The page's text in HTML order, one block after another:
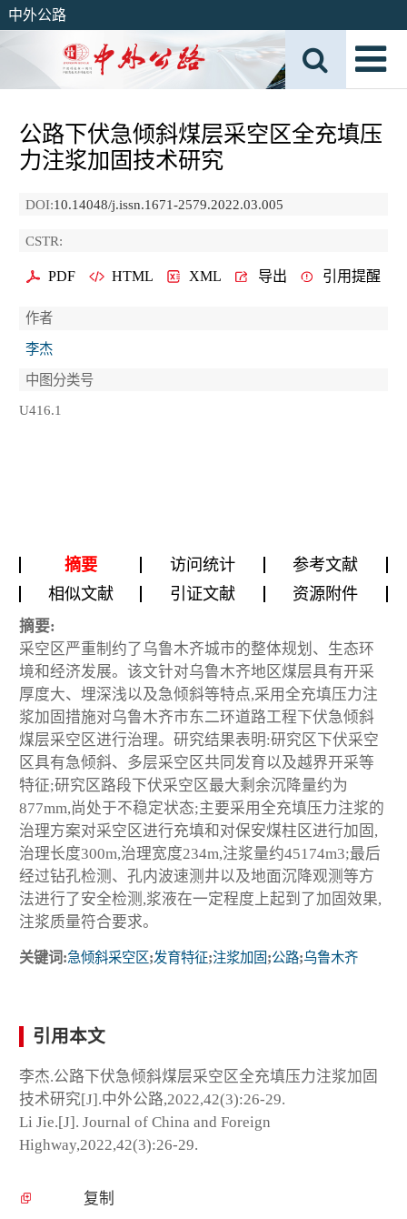
中外公路
公路下伏急倾斜煤层采空区全充填压
力注浆加固技术研究
DOI:10.14048/j.issn.1671-2579.2022.03.005
CSTR:
PDF HTML XML 导出 引用提醒
作者
李杰
中图分类号
U416.1
摘要 访问统计
参考文献
相似文献
引证文献 资源附件
摘要:
采空区严重制约了乌鲁木齐城市的整体规划、生态环
境和经济发展。该文针对乌鲁木齐地区煤层具有开采
厚度大、埋深浅以及急倾斜等特点,采用全充填压力注
浆加固措施对乌鲁木齐市东二环道路工程下伏急倾斜
煤层采空区进行治理。研究结果表明:研究区下伏采空
区具有急倾斜、多层采空区共同发育以及越界开采等
特征;研究区路段下伏采空区最大剩余沉降量约为
877mm,尚处于不稳定状态;主要采用全充填压力注浆的
治理方案对采空区进行充填和对保安煤柱区进行加固,
治理长度300m,治理宽度234m,注浆量约45174m3;最后
经过钻孔检测、孔内波速测井以及地面沉降观测等方
法进行了安全检测,浆液在一定程度上起到了加固效果,
注浆质量符合要求。
关键词:急倾斜采空区;发育特征;注浆加固 ;公路;乌鲁木齐
引用本文
李杰.公路下伏急倾斜煤层采空区全充填压力注浆加固
技术研究[J].中外公路,2022,42(3):26-29.
Li Jie.[J]. Journal of China and Foreign
Highway,2022,42(3):26-29.
复制